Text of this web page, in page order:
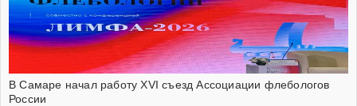
В Самаре начал работу XVI съезд Ассоциации флебологов
России